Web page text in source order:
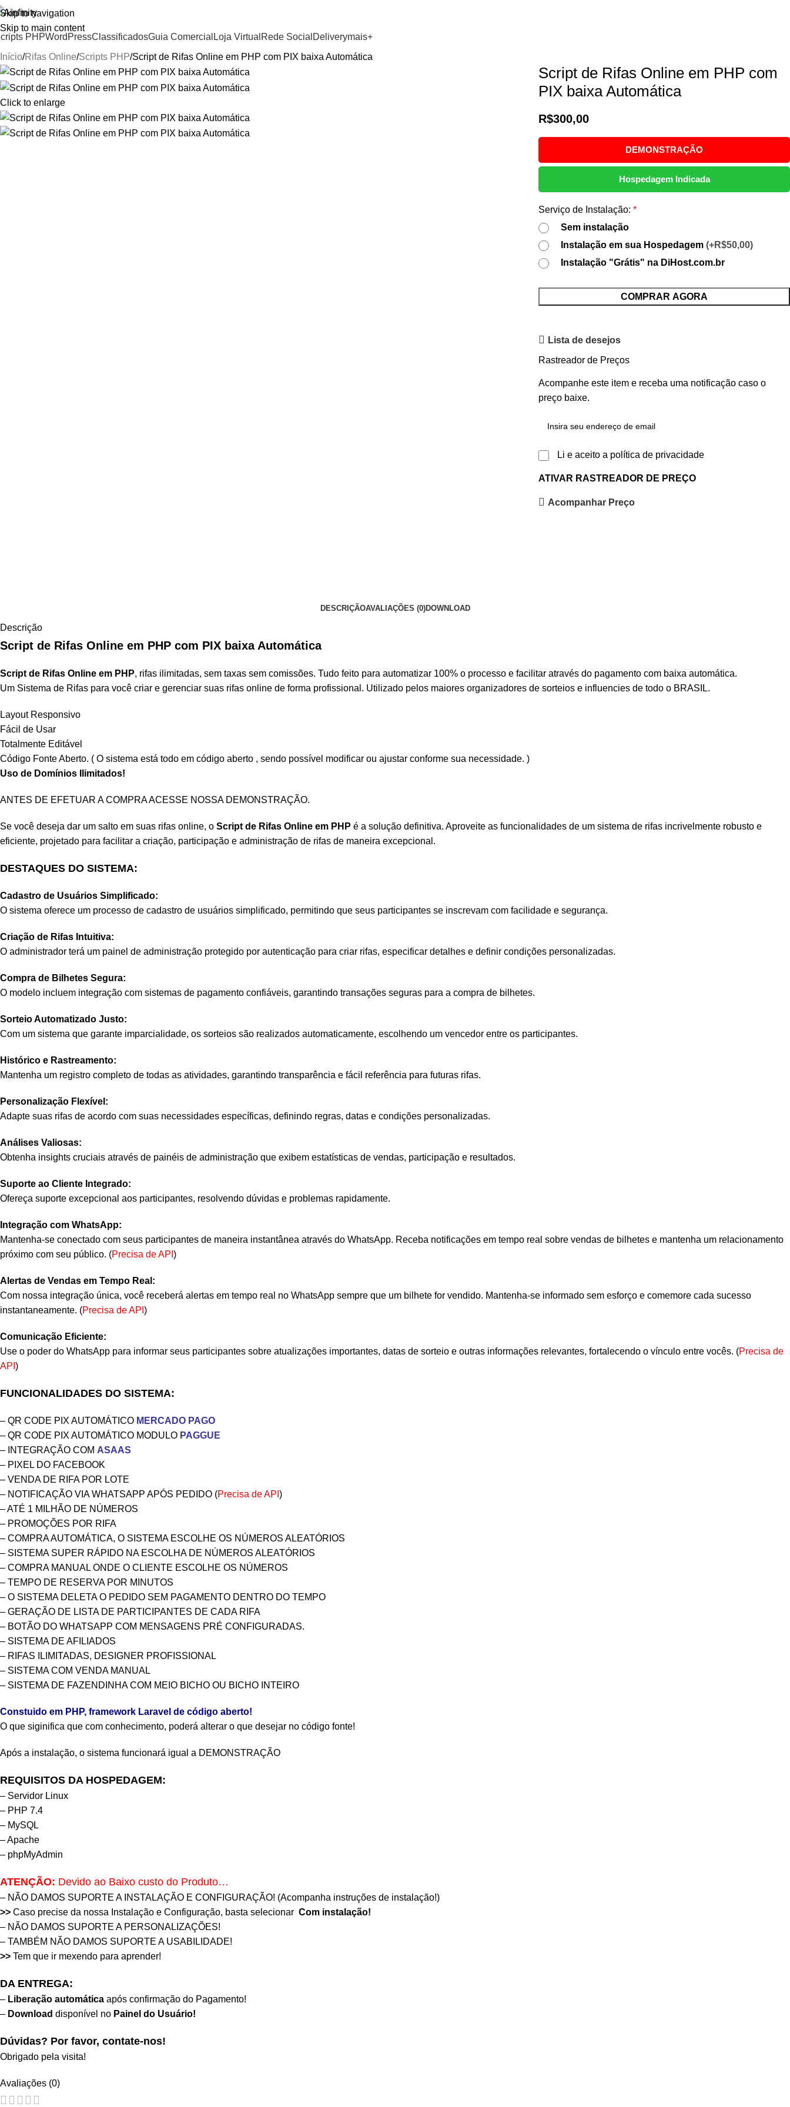
Skip to navigation
Skip to main content
PHPWordPressClassificadosGuia Comercial Loja Virtual Rede Social Deliverymais+
Início Rifas Online Scripts PHP Script de Rifas Online em PHP com PIX baixa Automática
Click to enlarge
Script de Rifas Online em PHP com
PIX baixa Automática
R$300,00
DEMONSTRAÇÃO
Hospedagem Indicada
Serviço de Instalação: *
Sem instalação
Instalação em sua Hospedagem (+R$50,00)
Instalação "Grátis" na DiHost.com.br
COMPRAR AGORA
Lista de desejos
Rastreador de Preços
Acompanhe este item e receba uma notificação caso o
preço baixe.
Li e aceito a política de privacidade
ATIVAR RASTREADOR DE PREÇO
Acompanhar Preço
DESCRIÇÃOAVALIAÇÕES (0)DOWNLOAD
Descrição
Script de Rifas Online em PHP com PIX baixa Automática
Script de Rifas Online em PHP, rifas ilimitadas, sem taxas sem comissões. Tudo feito para automatizar 100% o processo e facilitar através do pagamento com baixa automática.
Um Sistema de Rifas para você criar e gerenciar suas rifas online de forma profissional. Utilizado pelos maiores organizadores de sorteios e influencies de todo o BRASIL.
Layout Responsivo
Fácil de Usar
Totalmente Editável
Código Fonte Aberto. ( O sistema está todo em código aberto , sendo possível modificar ou ajustar conforme sua necessidade. )
Uso de Domínios Ilimitados!
ANTES DE EFETUAR A COMPRA ACESSE NOSSA DEMONSTRAÇÃO.
Se você deseja dar um salto em suas rifas online, o Script de Rifas Online em PHP é a solução definitiva. Aproveite as funcionalidades de um sistema de rifas incrivelmente robusto e
eficiente, projetado para facilitar a criação, participação e administração de rifas de maneira excepcional.
DESTAQUES DO SISTEMA:
Cadastro de Usuários Simplificado:
O sistema oferece um processo de cadastro de usuários simplificado, permitindo que seus participantes se inscrevam com facilidade e segurança.
Criação de Rifas Intuitiva:
O administrador terá um painel de administração protegido por autenticação para criar rifas, especificar detalhes e definir condições personalizadas.
Compra de Bilhetes Segura:
O modelo incluem integração com sistemas de pagamento confiáveis, garantindo transações seguras para a compra de bilhetes.
Sorteio Automatizado Justo:
Com um sistema que garante imparcialidade, os sorteios são realizados automaticamente, escolhendo um vencedor entre os participantes.
Histórico e Rastreamento:
Mantenha um registro completo de todas as atividades, garantindo transparência e fácil referência para futuras rifas.
Personalização Flexível:
Adapte suas rifas de acordo com suas necessidades específicas, definindo regras, datas e condições personalizadas.
Análises Valiosas:
Obtenha insights cruciais através de painéis de administração que exibem estatísticas de vendas, participação e resultados.
Suporte ao Cliente Integrado:
Ofereça suporte excepcional aos participantes, resolvendo dúvidas e problemas rapidamente.
Integração com WhatsApp:
Mantenha-se conectado com seus participantes de maneira instantânea através do WhatsApp. Receba notificações em tempo real sobre vendas de bilhetes e mantenha um relacionamento
próximo com seu público. (Precisa de API )
Alertas de Vendas em Tempo Real:
Com nossa integração única, você receberá alertas em tempo real no WhatsApp sempre que um bilhete for vendido. Mantenha-se informado sem esforço e comemore cada sucesso
instantaneamente. (Precisa de API )
Comunicação Eficiente:
Use o poder do WhatsApp para informar seus participantes sobre atualizações importantes, datas de sorteio e outras informações relevantes, fortalecendo o vínculo entre vocês. (Precisa de
API )
FUNCIONALIDADES DO SISTEMA:
– QR CODE PIX AUTOMÁTICO MERCADO PAGO
– QR CODE PIX AUTOMÁTICO MODULO PAGGUE
– INTEGRAÇÃO COM ASAAS
– PIXEL DO FACEBOOK
– VENDA DE RIFA POR LOTE
– NOTIFICAÇÃO VIA WHATSAPP APÓS PEDIDO (Precisa de API )
– ATÉ 1 MILHÃO DE NÚMEROS
– PROMOÇÕES POR RIFA
– COMPRA AUTOMÁTICA, O SISTEMA ESCOLHE OS NÚMEROS ALEATÓRIOS
– SISTEMA SUPER RÁPIDO NA ESCOLHA DE NÚMEROS ALEATÓRIOS
– COMPRA MANUAL ONDE O CLIENTE ESCOLHE OS NÚMEROS
– TEMPO DE RESERVA POR MINUTOS
– O SISTEMA DELETA O PEDIDO SEM PAGAMENTO DENTRO DO TEMPO
– GERAÇÃO DE LISTA DE PARTICIPANTES DE CADA RIFA
– BOTÃO DO WHATSAPP COM MENSAGENS PRÉ CONFIGURADAS.
– SISTEMA DE AFILIADOS
– RIFAS ILIMITADAS, DESIGNER PROFISSIONAL
– SISTEMA COM VENDA MANUAL
– SISTEMA DE FAZENDINHA COM MEIO BICHO OU BICHO INTEIRO
Constuido em PHP, framework Laravel de código aberto!
O que siginifica que com conhecimento, poderá alterar o que desejar no código fonte!
Após a instalação, o sistema funcionará igual a DEMONSTRAÇÃO
REQUISITOS DA HOSPEDAGEM:
– Servidor Linux
– PHP 7.4
– MySQL
– Apache
– phpMyAdmin
ATENÇÃO: Devido ao Baixo custo do Produto…
– NÃO DAMOS SUPORTE A INSTALAÇÃO E CONFIGURAÇÃO! (Acompanha instruções de instalação!)
>> Caso precise da nossa Instalação e Configuração, basta selecionar Com instalação!
– NÃO DAMOS SUPORTE A PERSONALIZAÇÕES!
– TAMBÉM NÃO DAMOS SUPORTE A USABILIDADE!
>> Tem que ir mexendo para aprender!
DA ENTREGA:
– Liberação automática após confirmação do Pagamento!
– Download disponível no Painel do Usuário!
Dúvidas? Por favor, contate-nos!
Obrigado pela visita!
Avaliações (0)